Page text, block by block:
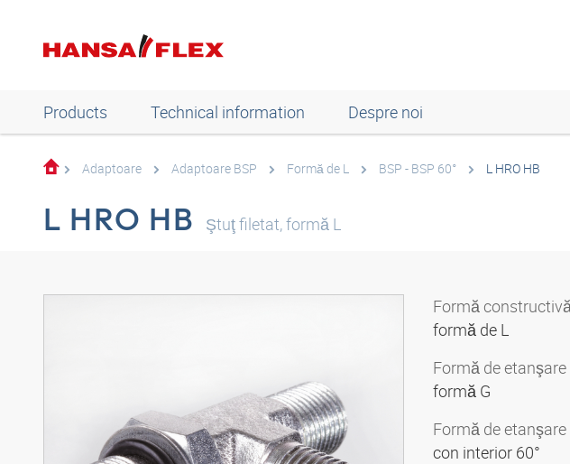
Products Technical information Despre noi
Adaptoare Adaptoare BSP Formă de L BSP - BSP 60° L HRO HB
L HRO HB Ştuţ filetat, formă L
Formă
formă de L
Formă de etanşare
formă G
Formă de etanşare
con interior 60°